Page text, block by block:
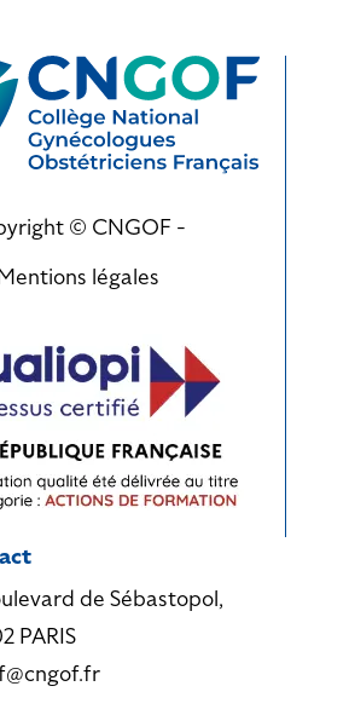
© CNGOF -
légales
de Sébastopol,
PARIS